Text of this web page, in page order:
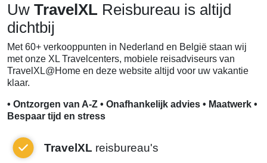
Uw TravelXL Reisbureau is altijd
dichtbij
Met 60+ verkooppunten in Nederland en België staan wij
met onze XL Travelcenters, mobiele reisadviseurs van
TravelXL@Home en deze website altijd voor uw vakantie
klaar.
• Ontzorgen van A-Z • Onafhankelijk advies • Maatwerk •
Bespaar tijd en stress
TravelXL reisbureau's